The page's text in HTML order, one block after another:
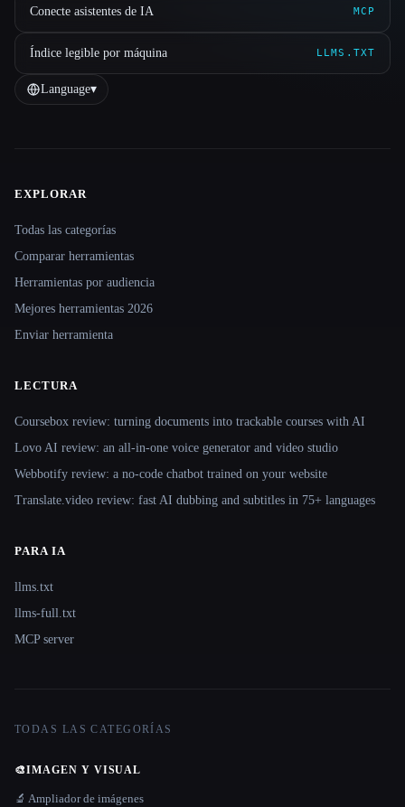
Conecte asistentes de IA MCP
Índice legible por máquina LLMS.TXT
Language▾
Site navigation
EXPLORAR
Todas las categorías
Comparar herramientas
Herramientas por audiencia
Mejores herramientas 2026
Enviar herramienta
LECTURA
Coursebox review: turning documents into trackable courses with AI
Lovo AI review: an all-in-one voice generator and video studio
Webbotify review: a no-code chatbot trained on your website
Translate.video review: fast AI dubbing and subtitles in 75+ languages
PARA IA
llms.txt
llms-full.txt
MCP server
TODAS LAS CATEGORÍAS
🎨IMAGEN Y VISUAL
🔬 Ampliador de imágenes